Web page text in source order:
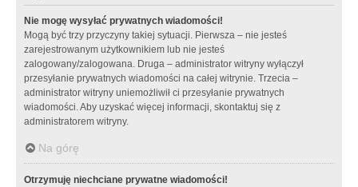
Nie mogę wysyłać prywatnych wiadomości!
Mogą być trzy przyczyny takiej sytuacji. Pierwsza – nie jesteś
zarejestrowanym użytkownikiem lub nie jesteś
zalogowany/zalogowana. Druga – administrator witryny wyłączył
przesyłanie prywatnych wiadomości na całej witrynie. Trzecia –
administrator witryny uniemożliwił ci przesyłanie prywatnych
wiadomości. Aby uzyskać więcej informacji, skontaktuj się z
administratorem witryny.
Na górę
Otrzymuję niechciane prywatne wiadomości!